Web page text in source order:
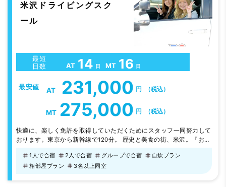
米沢ドライビングスク
ール
最短
日数
AT 14 日 MT 16 日
最安値 AT 231,000 円 （税込）
MT 275,000 円 （税込）
快適に、楽しく免許を取得していただくためにスタッフ一同努力して
おります。東京から新幹線で120分。 歴史と美食の街、米沢。『おも
施設が人気の秘密です♪
1人で合宿 2人で合宿 グループで合宿
自炊プラン
相部屋プラン
3名以上同室